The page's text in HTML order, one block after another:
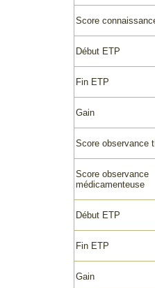
Score
Début ETP
Fin ETP
Gain
Score observance
Score observance
médicamenteuse
Début ETP
Fin ETP
Gain